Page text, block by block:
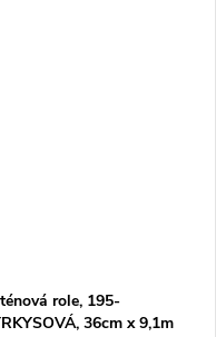
role, 195-
36cm x 9,1m